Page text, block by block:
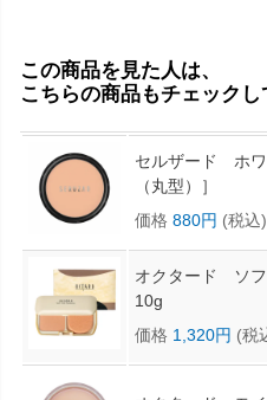
この商品を見た人は、
こちらの商品もチェックし
セルザード ホワ
（丸型）］
価格 880円 (税込)
オクタード ソフ
10g
価格 1,320円 (税